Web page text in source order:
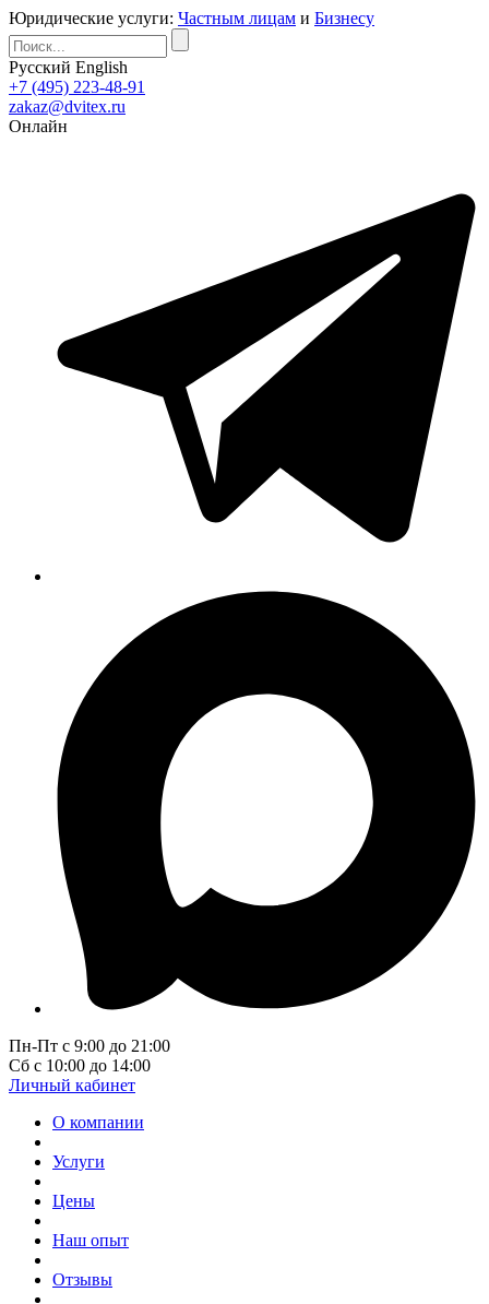
Юридические услуги: Частным лицам и Бизнесу
Русский English
+7 (495) 223-48-91
zakaz@dvitex.ru
Онлайн
Пн-Пт с 9:00 до 21:00
Сб с 10:00 до 14:00
Личный кабинет
О компании
Услуги
Цены
Наш опыт
Отзывы